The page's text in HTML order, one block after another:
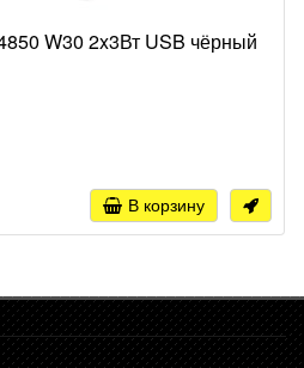
W30 2x3Вт USB чёрный
В корзину